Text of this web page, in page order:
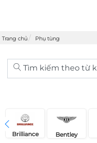
Trang chủ Phụ tùng
Tìm kiếm theo từ
Brilliance Bentley